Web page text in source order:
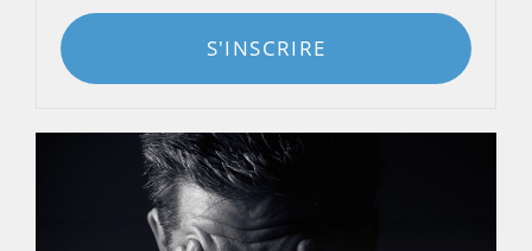
S'INSCRIRE